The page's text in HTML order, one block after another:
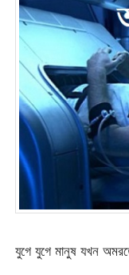
যুগে যুগে মানুষ যখন